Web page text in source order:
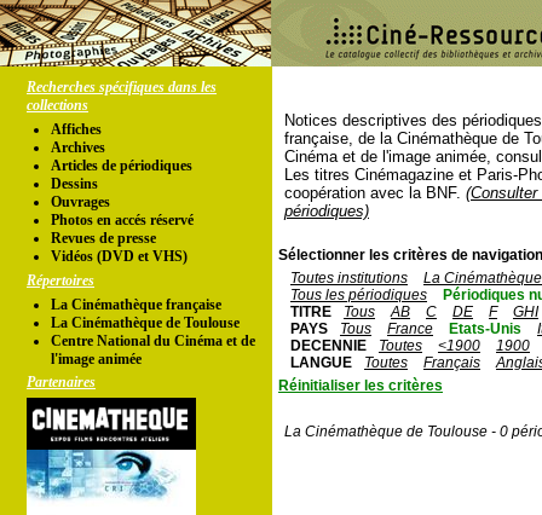
Recherches spécifiques dans les
collections
Affiches
Archives
Articles de périodiques
Dessins
Ouvrages
Photos en accés réservé
Revues de presse
Vidéos (DVD et VHS)
Répertoires
La Cinémathèque française
La Cinémathèque de Toulouse
Centre National du Cinéma et de
l'image animée
Partenaires
Notices descriptives des
française, de la Cinémathèque de
Cinéma et de l'image animée,
Les titres Cinémagazine et Paris-
coopération avec la BNF.
périodiques)
Sélectionner les critères de
Toutes institutions
La
Tous les périodiques
Périodiques
TITRE
Tous AB C DE F
GHI
PAYS
Tous France Etats-Unis
DECENNIE
Toutes <1900
1900
LANGUE
Toutes Français
Réinitialiser les critères
La Cinémathèque de Toulouse - 0